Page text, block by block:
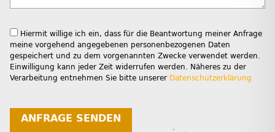
Hiermit willige ich ein, dass für die Beantwortung meiner Anfrage
meine vorgehend angegebenen personenbezogenen Daten
gespeichert und zu dem vorgenannten Zwecke verwendet werden.
Einwilligung kann jeder Zeit widerrufen werden. Näheres zu der
Verarbeitung entnehmen Sie bitte unserer Datenschutzerklärung
ANFRAGE SENDEN